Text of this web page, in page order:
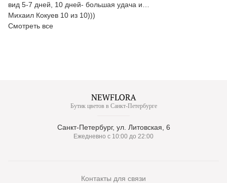
вид 5-7 дней, 10 дней- большая удача и…
Михаил Кокуев 10 из 10)))
Смотреть все
Бутик цветов в Санкт-Петербурге
Санкт-Петербург, ул. Литовская, 6
Ежедневно с 10:00 до 22:00
Контакты для связи